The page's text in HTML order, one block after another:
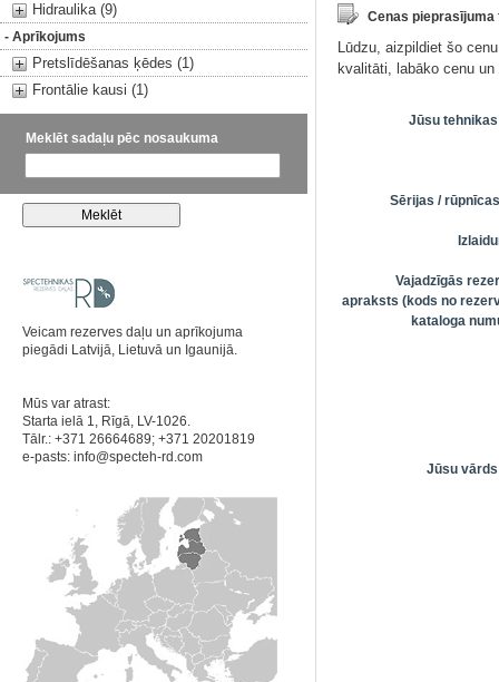
Hidraulika (9)
- Aprīkojums
Pretslīdēšanas ķēdes (1)
Frontālie kausi (1)
Meklēt sadaļu pēc nosaukuma
Veicam rezerves daļu un aprīkojuma
piegādi Latvijā, Lietuvā un Igaunijā.
Mūs var atrast:
Starta ielā 1, Rīgā, LV-1026.
Tālr.: +371 26664689; +371 20201819
e-pasts: info@specteh-rd.com
Cenas pieprasījuma
Lūdzu, aizpildiet šo
kvalitāti, labāko cenu
Jūsu
Sērijas /
Vajadzīgās
apraksts (kods no
kataloga
Jūsu